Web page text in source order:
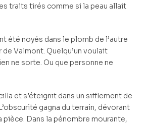
traits tirés comme si la peau allait
été noyés dans le plomb de l’autre
Valmont. Quelqu’un voulait
ne sorte. Ou que personne ne
et s’éteignit dans un sifflement de
gagna du terrain, dévorant
pièce. Dans la pénombre mourante,